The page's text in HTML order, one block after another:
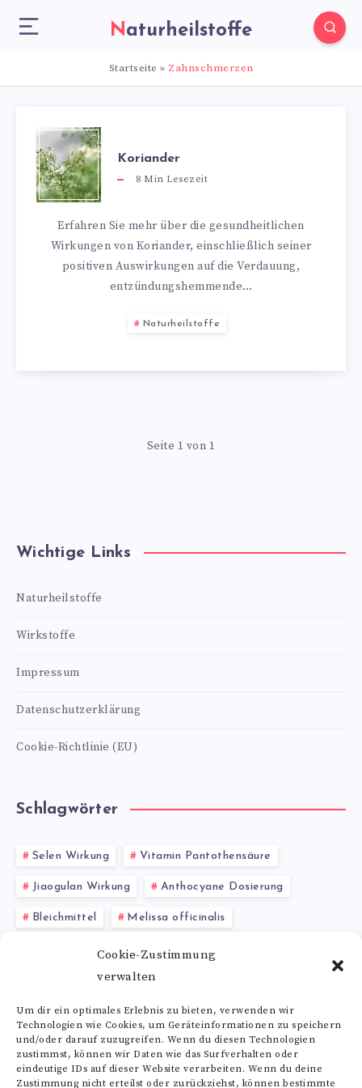
Cookie-Zustimmung
verwalten
Um dir ein optimales Erlebnis zu bieten, verwenden wir
Technologien wie Cookies, um Geräteinformationen zu speichern
und/oder darauf zuzugreifen. Wenn du diesen Technologien
zustimmst, können wir Daten wie das Surfverhalten oder
eindeutige IDs auf dieser Website verarbeiten. Wenn du deine
Zustimmung nicht erteilst oder zurückziehst, können bestimmte
Naturheilstoffe
Startseite » Zahnschmerzen
Koriander
8 Min Lesezeit
Erfahren Sie mehr über die gesundheitlichen
Wirkungen von Koriander, einschließlich seiner
positiven Auswirkungen auf die Verdauung,
entzündungshemmende…
Naturheilstoffe
Seite 1 von 1
Wichtige Links
Naturheilstoffe
Wirkstoffe
Impressum
Datenschutzerklärung
Cookie-Richtlinie (EU)
Schlagwörter
Selen Wirkung Vitamin Pantothensäure
Jiaogulan Wirkung Anthocyane Dosierung
Bleichmittel Melissa officinalis
geistige Entwicklung
Bluthochdruck Hagebutte
Alle Schlagwörter